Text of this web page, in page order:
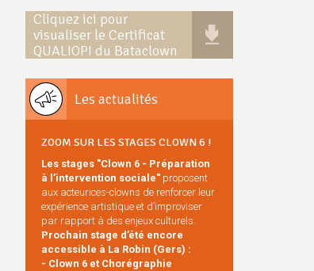
Cliquez ici pour
visualiser le Certificat
QUALIOPI du Bataclown
Les actualités
ZOOM SUR LES STAGES CLOWN 6 !
Les stages "Clown 6 - Préparation
à l’intervention sociale"proposent
aux acteurices-clowns de renforcer leur
expérience artistique et d’improviser
par rapport à des enjeux culturels.
Prochain stage d’été encore
accessible à La Robin (Gers) :
- Clown 6 et Chorégraphie